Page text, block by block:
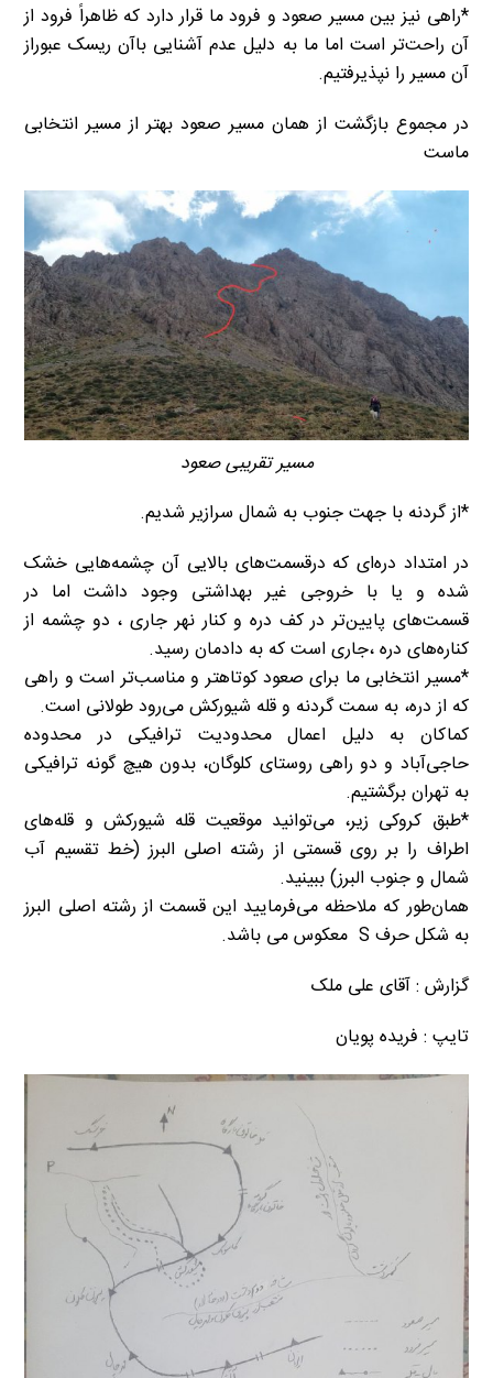
*راهی نیز بین مسیر صعود و فرود ما قرار دارد که ظاهراً فرود از
آن راحت‌تر است اما ما به دلیل عدم آشنایی باآن ریسک عبوراز
آن مسیر را نپذیرفتیم.
در مجموع بازگشت از همان مسیر صعود بهتر از مسیر انتخابی
ما‌ست
مسیر تقریبی صعود
*از گردنه با جهت جنوب به شمال سرازیر شدیم.
در امتداد دره‌ای که درقسمت‌های بالایی آن چشمه‌هایی خشک
شده و یا با خروجی غیر بهداشتی وجود داشت اما در
قسمت‌های پایین‌تر در کف دره و کنار نهر جاری ، دو چشمه از
کناره‌های دره ،جاری است که به دادمان رسید.
*مسیر انتخابی ما برای صعود کوتاهتر و مناسب‌تر است و راهی
که از دره، به سمت گردنه و قله شیورکش می‌رود طولانی است.
کماکان به دلیل اعمال محدودیت ترافیکی در محدوده
حاجی‌آباد و دو راهی روستای کلوگان، بدون هیچ گونه ترافیکی
به تهران برگشتیم.
*طبق کروکی زیر، می‌توانید موقعیت قله شیورکش و قله‌های
اطراف را بر روی قسمتی از رشته اصلی البرز (خط تقسیم آب
شمال و جنوب البرز) ببینید.
همان‌طور که ملاحظه می‌فرمایید این قسمت از رشته اصلی البرز
به شکل حرف S معکوس می باشد.
گزارش : آقای علی ملک
تایپ : فریده پویان